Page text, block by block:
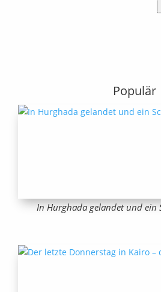
Populär
In Hurghada gelandet und ein